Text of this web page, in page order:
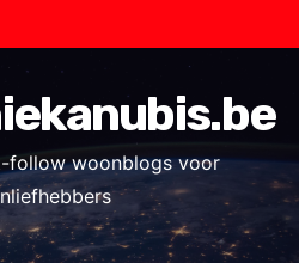
follow woonblogs voor